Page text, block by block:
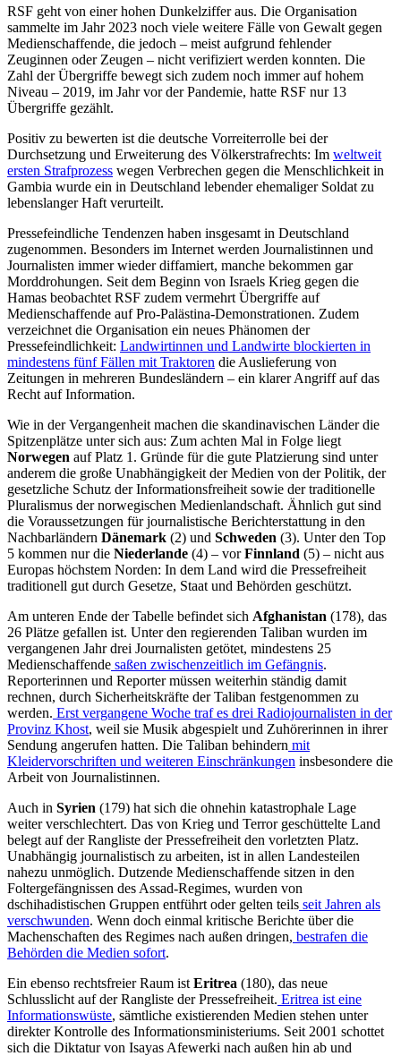
RSF geht von einer hohen Dunkelziffer aus. Die Organisation
sammelte im Jahr 2023 noch viele weitere Fälle von Gewalt gegen
Medienschaffende, die jedoch – meist aufgrund fehlender
Zeuginnen oder Zeugen – nicht verifiziert werden konnten. Die
Zahl der Übergriffe bewegt sich zudem noch immer auf hohem
Niveau – 2019, im Jahr vor der Pandemie, hatte RSF nur 13
Übergriffe gezählt.
Positiv zu bewerten ist die deutsche Vorreiterrolle bei der
Durchsetzung und Erweiterung des Völkerstrafrechts: Im weltweit
ersten Strafprozess wegen Verbrechen gegen die Menschlichkeit in
Gambia wurde ein in Deutschland lebender ehemaliger Soldat zu
lebenslanger Haft verurteilt.
Pressefeindliche Tendenzen haben insgesamt in Deutschland
zugenommen. Besonders im Internet werden Journalistinnen und
Journalisten immer wieder diffamiert, manche bekommen gar
Morddrohungen. Seit dem Beginn von Israels Krieg gegen die
Hamas beobachtet RSF zudem vermehrt Übergriffe auf
Medienschaffende auf Pro-Palästina-Demonstrationen. Zudem
verzeichnet die Organisation ein neues Phänomen der
Pressefeindlichkeit: Landwirtinnen und Landwirte blockierten in
mindestens fünf Fällen mit Traktoren die Auslieferung von
Zeitungen in mehreren Bundesländern – ein klarer Angriff auf das
Recht auf Information.
Wie in der Vergangenheit machen die skandinavischen Länder die
Spitzenplätze unter sich aus: Zum achten Mal in Folge liegt
Norwegen auf Platz 1. Gründe für die gute Platzierung sind unter
anderem die große Unabhängigkeit der Medien von der Politik, der
gesetzliche Schutz der Informationsfreiheit sowie der traditionelle
Pluralismus der norwegischen Medienlandschaft. Ähnlich gut sind
die Voraussetzungen für journalistische Berichterstattung in den
Nachbarländern Dänemark (2) und Schweden (3). Unter den Top
5 kommen nur die Niederlande (4) – vorFinnland (5)­ – nicht aus
Europas höchstem Norden: In dem Land wird die Pressefreiheit
traditionell gut durch Gesetze, Staat und Behörden geschützt.
Am unteren Ende der Tabelle befindet sich Afghanistan (178), das
26 Plätze gefallen ist. Unter den regierenden Taliban wurden im
vergangenen Jahr drei Journalisten getötet, mindestens 25
Medienschaffende saßen zwischenzeitlich im Gefängnis.
Reporterinnen und Reporter müssen weiterhin ständig damit
rechnen, durch Sicherheitskräfte der Taliban festgenommen zu
werden. Erst vergangene Woche traf es drei Radiojournalisten in der
Provinz Khost, weil sie Musik abgespielt und Zuhörerinnen in ihrer
Sendung angerufen hatten. Die Taliban behindern mit
Kleidervorschriften und weiteren Einschränkungen insbesondere die
Arbeit von Journalistinnen.
Auch in Syrien (179) hat sich die ohnehin katastrophale Lage
weiter verschlechtert. Das von Krieg und Terror geschüttelte Land
belegt auf der Rangliste der Pressefreiheit den vorletzten Platz.
Unabhängig journalistisch zu arbeiten, ist in allen Landesteilen
nahezu unmöglich. Dutzende Medienschaffende sitzen in den
Foltergefängnissen des Assad-Regimes, wurden von
dschihadistischen Gruppen entführt oder gelten teils seit Jahren als
verschwunden. Wenn doch einmal kritische Berichte über die
Machenschaften des Regimes nach außen dringen, bestrafen die
Behörden die Medien sofort.
Ein ebenso rechtsfreier Raum ist Eritrea (180), das neue
Schlusslicht auf der Rangliste der Pressefreiheit. Eritrea ist eine
Informationswüste, sämtliche existierenden Medien stehen unter
direkter Kontrolle des Informationsministeriums. Seit 2001 schottet
sich die Diktatur von Isayas Afewerki nach außen hin ab und